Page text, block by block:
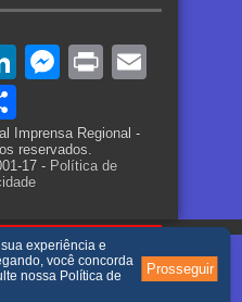
LinkedIn
Messenger
Print
Imprensa Regional -
reservados.
17 - Política de
experiência e
você concorda
nossa Política de
Prosseguir